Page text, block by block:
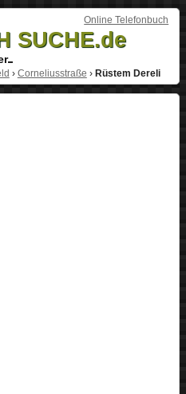
Online Telefonbuch
SUCHE.de
› Corneliusstraße › Rüstem Dereli